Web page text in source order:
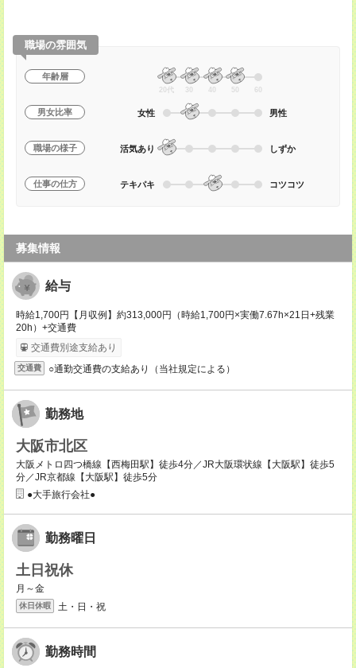
職場の雰囲気
年齢層
20代 30 40 50 60
男女比率 女性 男性
職場の様子 活気あり しずか
仕事の仕方 テキパキ コツコツ
募集情報
給与
時給1,700円【月収例】約313,000円（時給1,700円×実働7.67h×21日+残業
20h）+交通費
交通費別途支給あり
交通費 ○通勤交通費の支給あり（当社規定による）
勤務地
大阪市北区
大阪メトロ四つ橋線【西梅田駅】徒歩4分／JR大阪環状線【大阪駅】徒歩5
分／JR京都線【大阪駅】徒歩5分
●大手旅行会社●
勤務曜日
土日祝休
月～金
休日休暇 土・日・祝
勤務時間